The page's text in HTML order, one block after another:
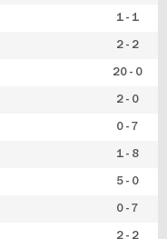
1 - 1
2 - 2
20 - 0
2 - 0
0 - 7
1 - 8
5 - 0
0 - 7
2 - 2